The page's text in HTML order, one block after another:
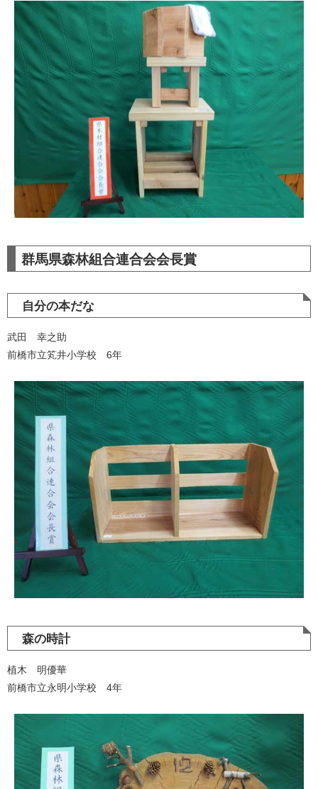
群馬県森林組合連合会会長賞
自分の本だな
武田 幸之助
前橋市立笂井小学校 6年
森の時計
植木 明優華
前橋市立永明小学校 4年